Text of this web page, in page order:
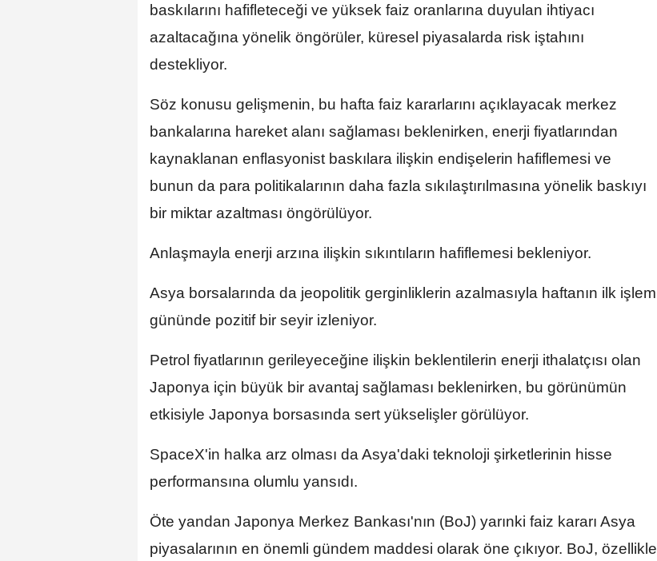
baskılarını hafifleteceği ve yüksek faiz oranlarına duyulan ihtiyacı
azaltacağına yönelik öngörüler, küresel piyasalarda risk iştahını
destekliyor.
Söz konusu gelişmenin, bu hafta faiz kararlarını açıklayacak merkez
bankalarına hareket alanı sağlaması beklenirken, enerji fiyatlarından
kaynaklanan enflasyonist baskılara ilişkin endişelerin hafiflemesi ve
bunun da para politikalarının daha fazla sıkılaştırılmasına yönelik baskıyı
bir miktar azaltması öngörülüyor.
Anlaşmayla enerji arzına ilişkin sıkıntıların hafiflemesi bekleniyor.
Asya borsalarında da jeopolitik gerginliklerin azalmasıyla haftanın ilk işlem
gününde pozitif bir seyir izleniyor.
Petrol fiyatlarının gerileyeceğine ilişkin beklentilerin enerji ithalatçısı olan
Japonya için büyük bir avantaj sağlaması beklenirken, bu görünümün
etkisiyle Japonya borsasında sert yükselişler görülüyor.
SpaceX'in halka arz olması da Asya'daki teknoloji şirketlerinin hisse
performansına olumlu yansıdı.
Öte yandan Japonya Merkez Bankası'nın (BoJ) yarınki faiz kararı Asya
piyasalarının en önemli gündem maddesi olarak öne çıkıyor. BoJ, özellikle